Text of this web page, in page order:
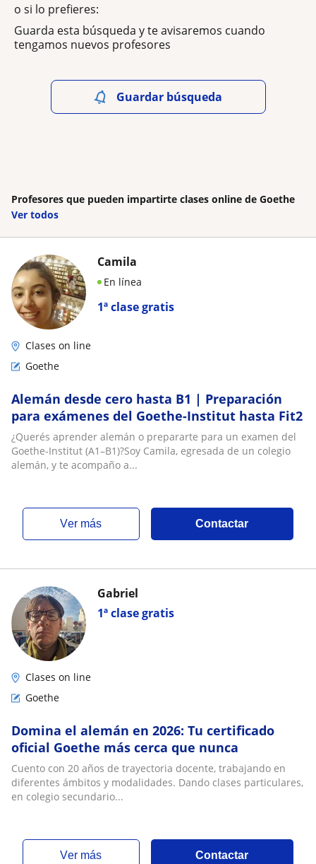
o si lo prefieres:
Guarda esta búsqueda y te avisaremos cuando
tengamos nuevos profesores
Guardar búsqueda
Profesores que pueden impartirte clases online de Goethe
Ver todos
1ª clase gratis
Camila
En línea
Clases on line
Goethe
Alemán desde cero hasta B1 | Preparación
para exámenes del Goethe-Institut hasta Fit2
¿Querés aprender alemán o prepararte para un examen del
Goethe-Institut (A1–B1)?Soy Camila, egresada de un colegio
alemán, y te acompaño a...
ver más Contactar
1ª clase gratis
Gabriel
Clases on line
Goethe
Domina el alemán en 2026: Tu certificado
oficial Goethe más cerca que nunca
Cuento con 20 años de trayectoria docente, trabajando en
diferentes ámbitos y modalidades. Dando clases particulares,
en colegio secundario...
ver más Contactar